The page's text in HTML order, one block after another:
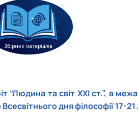
“Людина та світ ХХІ ст.”, в
дня філософії 17-21